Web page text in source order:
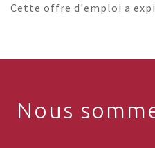
Cette offre d'emploi a
Nous